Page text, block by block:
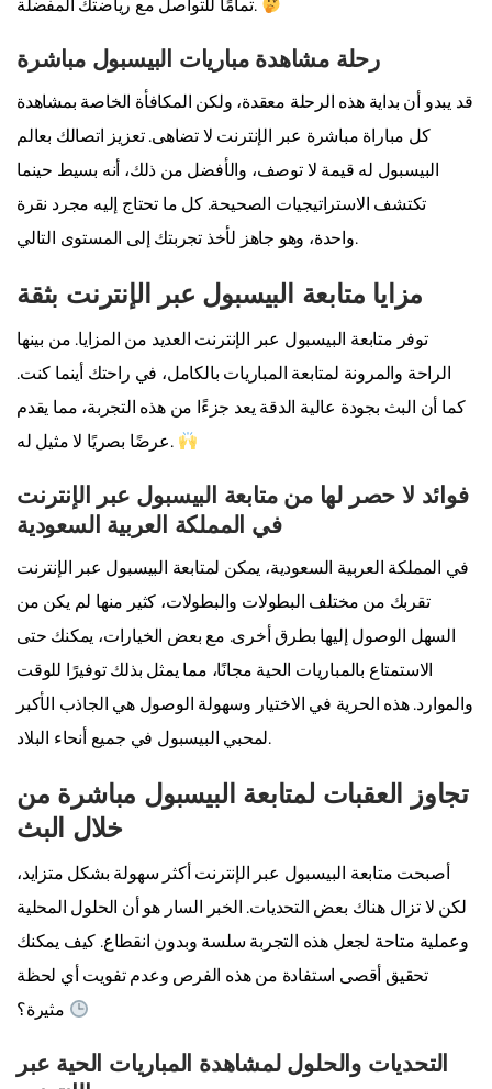
تمامًا للتواصل مع رياضتك المفضلة.
رحلة مشاهدة مباريات البيسبول مباشرة
قد يبدو أن بداية هذه الرحلة معقدة، ولكن المكافأة الخاصة بمشاهدة
كل مباراة مباشرة عبر الإنترنت لا تضاهى. تعزيز اتصالك بعالم
البيسبول له قيمة لا توصف، والأفضل من ذلك، أنه بسيط حينما
تكتشف الاستراتيجيات الصحيحة. كل ما تحتاج إليه مجرد نقرة
واحدة، وهو جاهز لأخذ تجربتك إلى المستوى التالي.
مزايا متابعة البيسبول عبر الإنترنت بثقة
توفر متابعة البيسبول عبر الإنترنت العديد من المزايا. من بينها
الراحة والمرونة لمتابعة المباريات بالكامل، في راحتك أينما كنت.
كما أن البث بجودة عالية الدقة يعد جزءًا من هذه التجربة، مما يقدم
عرضًا بصريًا لا مثيل له.
فوائد لا حصر لها من متابعة البيسبول عبر الإنترنت
في المملكة العربية السعودية
في المملكة العربية السعودية، يمكن لمتابعة البيسبول عبر الإنترنت
تقربك من مختلف البطولات والبطولات، كثير منها لم يكن من
السهل الوصول إليها بطرق أخرى. مع بعض الخيارات، يمكنك حتى
الاستمتاع بالمباريات الحية مجانًا، مما يمثل بذلك توفيرًا للوقت
والموارد. هذه الحرية في الاختيار وسهولة الوصول هي الجاذب الأكبر
لمحبي البيسبول في جميع أنحاء البلاد.
تجاوز العقبات لمتابعة البيسبول مباشرة من
خلال البث
أصبحت متابعة البيسبول عبر الإنترنت أكثر سهولة بشكل متزايد،
لكن لا تزال هناك بعض التحديات. الخبر السار هو أن الحلول المحلية
وعملية متاحة لجعل هذه التجربة سلسة وبدون انقطاع. كيف يمكنك
تحقيق أقصى استفادة من هذه الفرص وعدم تفويت أي لحظة
التحديات والحلول لمشاهدة المباريات الحية عبر